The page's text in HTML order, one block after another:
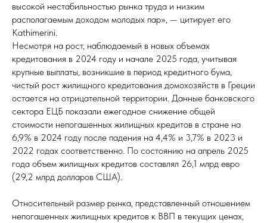
высокой нестабильностью рынка труда и низким
располагаемым доходом молодых пар», — цитирует его
Kathimerini.
Несмотря на рост, наблюдаемый в новых объемах
кредитования в 2024 году и начале 2025 года, учитывая
крупные выплаты, возникшие в период кредитного бума,
чистый рост жилищного кредитования домохозяйств в Греции
остается на отрицательной территории. Данные банковского
сектора ЕЦБ показали ежегодное снижение общей
стоимости непогашенных жилищных кредитов в стране на
6,9% в 2024 году после падения на 4,4% и 3,7% в 2023 и
2022 годах соответственно. По состоянию на апрель 2025
года объем жилищных кредитов составлял 26,1 млрд евро
(29,2 млрд долларов США).
Относительный размер рынка, представленный отношением
непогашенных жилищных кредитов к ВВП в текущих ценах,